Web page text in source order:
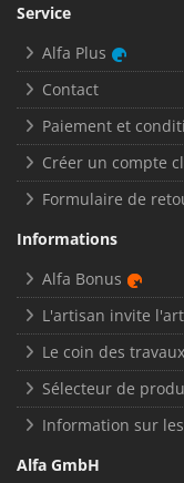
Service
Alfa Plus
Contact
Paiement et
Créer un compte
Formulaire de
Informations
Alfa Bonus
L'artisan invite
Le coin des travaux
Sélecteur de
Information sur
Alfa GmbH